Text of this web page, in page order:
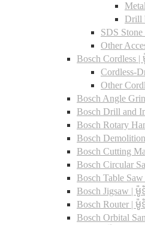
Drill
SDS Stone
Other
Bosch Cordless |
Cordless-
Other
Bosch Angle
Bosch Drill and
Bosch Rotary
Bosch
Bosch Cutting
Bosch Circular
Bosch Table
Bosch Jigsaw |
Bosch Router |
Bosch Orbital